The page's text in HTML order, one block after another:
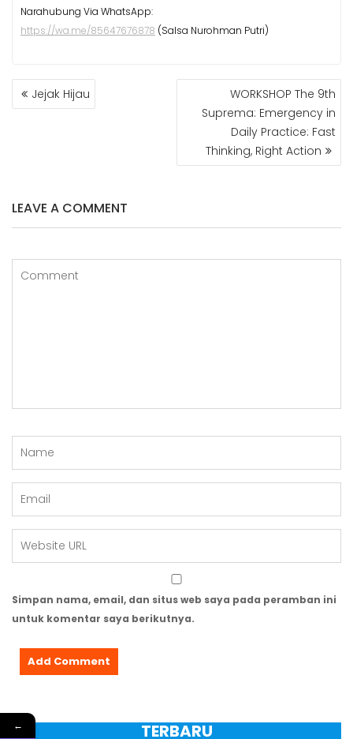
https://wa.me/85647676878
POS
Suprema: Emergency in
Daily Practice: Fast
Thinking, Right Action
Simpan nama, email, dan situs web saya pada peramban ini
untuk komentar saya berikutnya.
←